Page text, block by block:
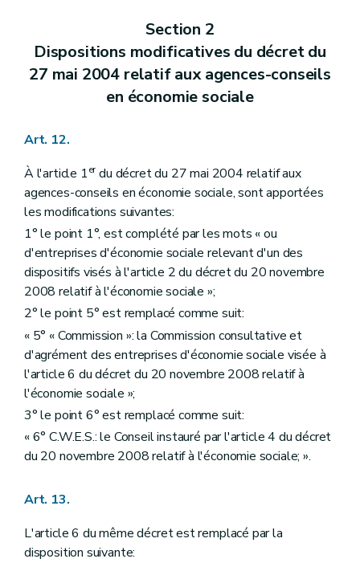
Section 2
Dispositions modificatives du décret du
27 mai 2004 relatif aux agences-conseils
en économie sociale
Art. 12.
À l'article 1erdu décret du 27 mai 2004 relatif aux
agences-conseils en économie sociale, sont apportées
les modifications suivantes:
1° le point 1°, est complété par les mots « ou
d'entreprises d'économie sociale relevant d'un des
dispositifs visés à l'article 2 du décret du 20 novembre
2008 relatif à l'économie sociale »;
2° le point 5° est remplacé comme suit:
« 5° « Commission »: la Commission consultative et
d'agrément des entreprises d'économie sociale visée à
l'article 6 du décret du 20 novembre 2008 relatif à
l'économie sociale »;
3° le point 6° est remplacé comme suit:
« 6° C.W.E.S.: le Conseil instauré par l'article 4 du décret
du 20 novembre 2008 relatif à l'économie sociale; ».
Art. 13.
L'article 6 du même décret est remplacé par la
disposition suivante: